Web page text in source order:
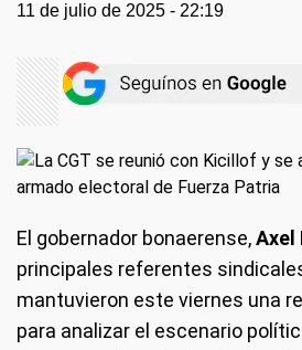
11 de julio de 2025 - 22:19
El gobernador bonaerense,Axel
principales referentes
mantuvieron este viernes una
para analizar el escenario